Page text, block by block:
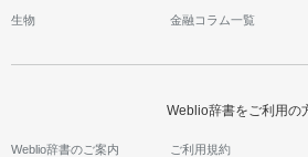
生物 金融コラム一覧
Weblio辞書をご利用の
Weblio辞書のご案内 ご利用規約